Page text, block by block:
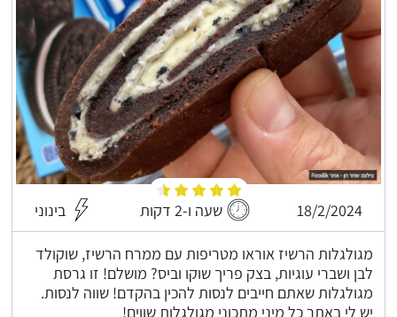
18/2/2024 שעה ו-2 דקות בינוני
מגולגלות הרשיז אוראו מטריפות עם ממרח הרשיז, שוקולד
לבן ושברי עוגיות, בצק פריך שוקו וביס? מושלם! זו גרסת
מגולגלות שאתם חייבים לנסות להכין בהקדם! שווה לנסות.
יש לי באתר כל מיני מתכוני מגולגלות שווים!